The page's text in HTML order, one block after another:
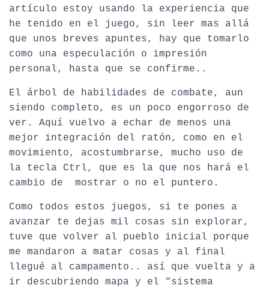
artículo estoy usando la experiencia que
he tenido en el juego, sin leer mas allá
que unos breves apuntes, hay que tomarlo
como una especulación o impresión
personal, hasta que se confirme..
El árbol de habilidades de combate, aun
siendo completo, es un poco engorroso de
ver. Aquí vuelvo a echar de menos una
mejor integración del ratón, como en el
movimiento, acostumbrarse, mucho uso de
la tecla Ctrl, que es la que nos hará el
cambio de mostrar o no el puntero.
Como todos estos juegos, si te pones a
avanzar te dejas mil cosas sin explorar,
tuve que volver al pueblo inicial porque
me mandaron a matar cosas y al final
llegué al campamento.. así que vuelta y a
ir descubriendo mapa y el “sistema